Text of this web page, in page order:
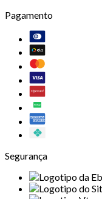
Pagamento
Segurança